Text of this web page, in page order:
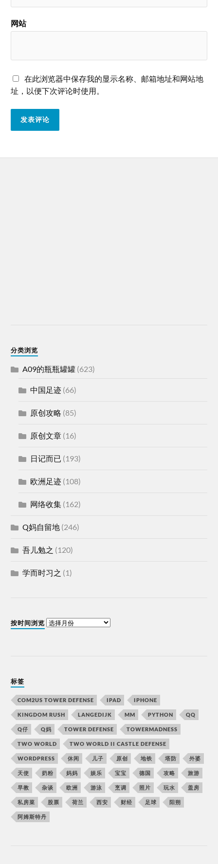
网站
在此浏览器中保存我的显示名称、邮箱地址和网站地
址，以便下次评论时使用。
分类浏览
A09的瓶瓶罐罐 (623)
中国足迹 (66)
原创攻略 (85)
原创文章 (16)
日记而已 (193)
欧洲足迹 (108)
网络收集 (162)
Q妈自留地 (246)
吾儿勉之 (120)
学而时习之 (1)
按时间浏览
标签
COM2US TOWER DEFENSE IPAD IPHONE
KINGDOM RUSH LANGEDIJK MM PYTHON QQ
Q仔 Q妈 TOWER DEFENSE TOWERMADNESS
TWO WORLD TWO WORLD II CASTLE DEFENSE
WORDPRESS 休闲 儿子 原创 地铁 塔防 外婆
天使 奶粉 妈妈 娱乐 宝宝 德国 攻略 旅游
早教 杂谈 欧洲 游泳 烹调 照片 玩水 盖房
私房菜 股票 荷兰 西安 财经 足球 阳朔
阿姆斯特丹